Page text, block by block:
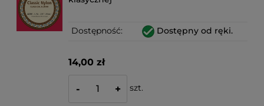
Dostępność: Dostępny od ręki.
14,00 zł
- + szt.